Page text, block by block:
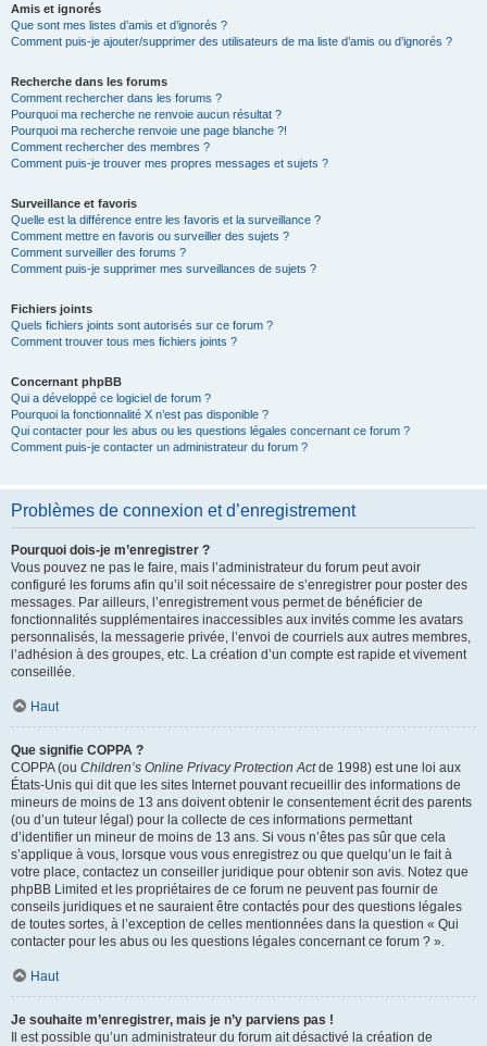
Amis et ignorés
Que sont mes listes d’amis et d’ignorés ?
Comment puis-je ajouter/supprimer des utilisateurs de ma liste d’amis ou d’ignorés ?
Recherche dans les forums
Comment rechercher dans les forums ?
Pourquoi ma recherche ne renvoie aucun résultat ?
Pourquoi ma recherche renvoie une page blanche ?!
Comment rechercher des membres ?
Comment puis-je trouver mes propres messages et sujets ?
Surveillance et favoris
Quelle est la différence entre les favoris et la surveillance ?
Comment mettre en favoris ou surveiller des sujets ?
Comment surveiller des forums ?
Comment puis-je supprimer mes surveillances de sujets ?
Fichiers joints
Quels fichiers joints sont autorisés sur ce forum ?
Comment trouver tous mes fichiers joints ?
Concernant phpBB
Qui a développé ce logiciel de forum ?
Pourquoi la fonctionnalité X n’est pas disponible ?
Qui contacter pour les abus ou les questions légales concernant ce forum ?
Comment puis-je contacter un administrateur du forum ?
Problèmes de connexion et d’enregistrement
Pourquoi dois-je m’enregistrer ?
Vous pouvez ne pas le faire, mais l’administrateur du forum peut avoir
configuré les forums afin qu’il soit nécessaire de s’enregistrer pour poster des
messages. Par ailleurs, l’enregistrement vous permet de bénéficier de
fonctionnalités supplémentaires inaccessibles aux invités comme les avatars
personnalisés, la messagerie privée, l’envoi de courriels aux autres membres,
l’adhésion à des groupes, etc. La création d’un compte est rapide et vivement
conseillée.
Haut
Que signifie COPPA ?
COPPA (ou Children’s Online Privacy Protection Actde 1998) est une loi aux
États-Unis qui dit que les sites Internet pouvant recueillir des informations de
mineurs de moins de 13 ans doivent obtenir le consentement écrit des parents
(ou d’un tuteur légal) pour la collecte de ces informations permettant
d’identifier un mineur de moins de 13 ans. Si vous n’êtes pas sûr que cela
s’applique à vous, lorsque vous vous enregistrez ou que quelqu’un le fait à
votre place, contactez un conseiller juridique pour obtenir son avis. Notez que
phpBB Limited et les propriétaires de ce forum ne peuvent pas fournir de
conseils juridiques et ne sauraient être contactés pour des questions légales
de toutes sortes, à l’exception de celles mentionnées dans la question « Qui
contacter pour les abus ou les questions légales concernant ce forum ? ».
Haut
Je souhaite m’enregistrer, mais je n’y parviens pas !
Il est possible qu’un administrateur du forum ait désactivé la création de